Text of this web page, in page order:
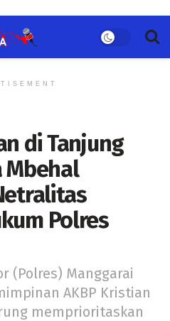
di Tanjung
Mbehal
Polres
(Polres) Manggarai
AKBP Kristian
memprioritaskan